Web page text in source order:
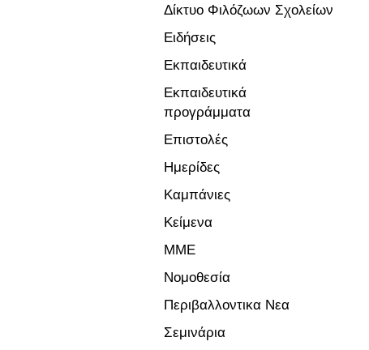
Δίκτυο Φιλόζωων Σχολείων
Ειδήσεις
Εκπαιδευτικά
Εκπαιδευτικά
προγράμματα
Επιστολές
Ημερίδες
Καμπάνιες
Κείμενα
ΜΜΕ
Νομοθεσία
Περιβαλλοντικα Νεα
Σεμινάρια